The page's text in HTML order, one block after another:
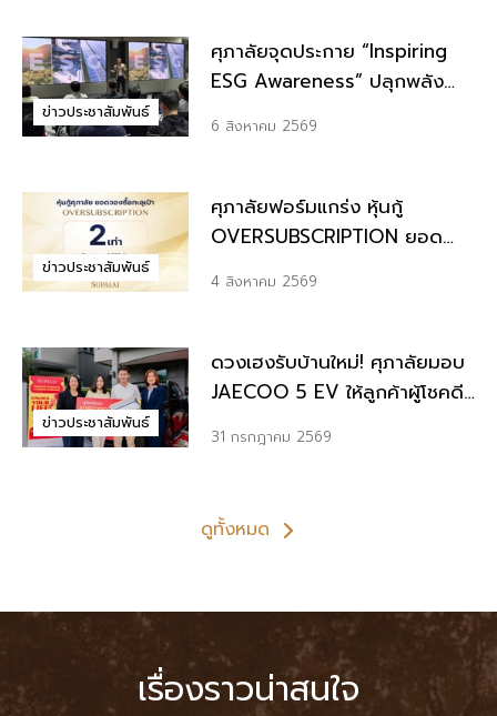
ข่าวประชาสัมพันธ์
ศุภาลัยจุดประกาย “Inspiring
ESG Awareness” ปลุกพลัง
องค์กรสู่ความยั่งยืน
6 สิงหาคม 2569
ข่าวประชาสัมพันธ์
ศุภาลัยฟอร์มแกร่ง หุ้นกู้
OVERSUBSCRIPTION ยอด
ต้นทุนทางการเงินต่ำสุดของ
4 สิงหาคม 2569
ข่าวประชาสัมพันธ์
ดวงเฮงรับบ้านใหม่! ศุภาลัยมอบ
JAECOO 5 EV ให้ลูกค้าผู้โชคดี
YOUR LIFE ปลดล็อกชีวิตที่
31 กรกฎาคม 2569
ดูทั้งหมด
เรื่องราวน่าสนใจ